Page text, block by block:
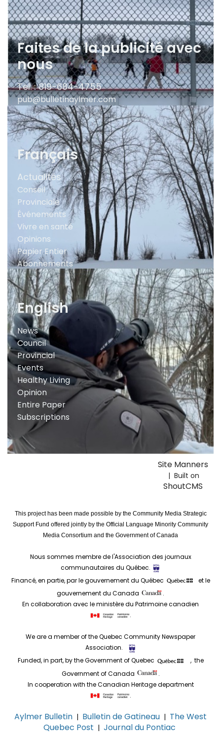
Faites de la publicité avec
nous
Tel. : 819-684-4755
pub@bulletinaylmer.com
Français
Actualités
Conseil
Provinciale
Événements
Vivre en santé
Opinions
Papier Entier
Abonnements
English
News
Council
Provincial
Events
Healthy Living
Opinion
Entire Paper
Subscriptions
Site Manners
| Built on
ShoutCMS
This project has been made possible by the Community Media Strategic
Support Fund offered jointly by the Official Language Minority Community
Media Consortium and the Government of Canada
Nous sommes membre de l'Association des journaux
communautaires du Québec.
Financé, en partie, par le gouvernement du Québec
et le
gouvernement du Canada
.
En collaboration avec le ministère du Patrimoine canadien
.
We are a member of the Quebec Community Newspaper
Association.
Funded, in part, by the Government of Quebec
, the
Government of Canada
.
In cooperation with the Canadian Heritage department
.
Aylmer Bulletin | Bulletin de Gatineau | The West
Quebec Post | Journal du Pontiac